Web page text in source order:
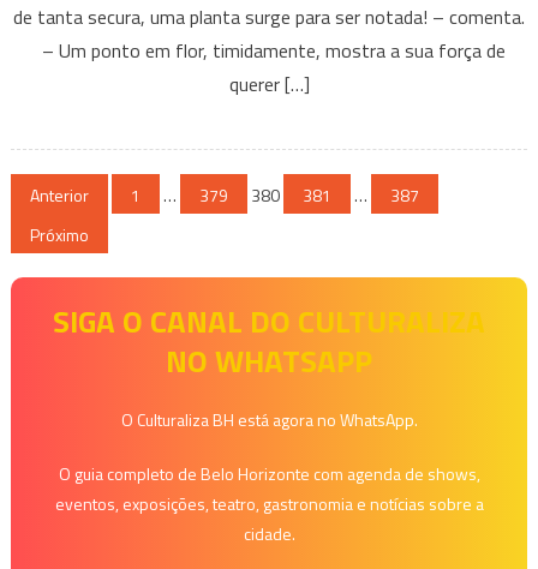
flor
de tanta secura, uma planta surge para ser notada! – comenta.
– Um ponto em flor, timidamente, mostra a sua força de
querer […]
Paginação
de
posts
Anterior 1 … 379 380 381 …
387
Próximo
SIGA O CANAL DO CULTURALIZA
NO WHATSAPP
O Culturaliza BH está agora no WhatsApp.
O guia completo de Belo Horizonte com agenda de shows,
eventos, exposições, teatro, gastronomia e notícias sobre a
cidade.